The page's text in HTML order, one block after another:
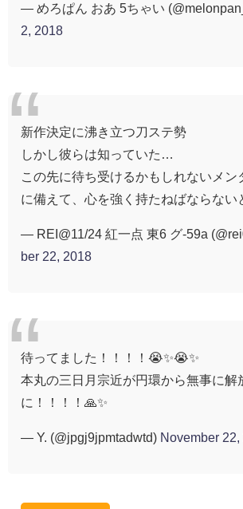
— めろぱん おあ 5ちゃい
2, 2018
新作決定に沸き立つ刀ステ勢
しかし彼らは知っていた…
この先に待ち受けるかもしれないメン
に備えて、心を強く持たねばならない
— REI@11/24 紅一点 東6 グ-59a
ber 22, 2018
待ってました！！！！😭✨😭✨
本丸の三日月宗近が円環から無事に解
に！！！！🙏✨
— Y. (@jpgj9jpmtadwtd) November 22,